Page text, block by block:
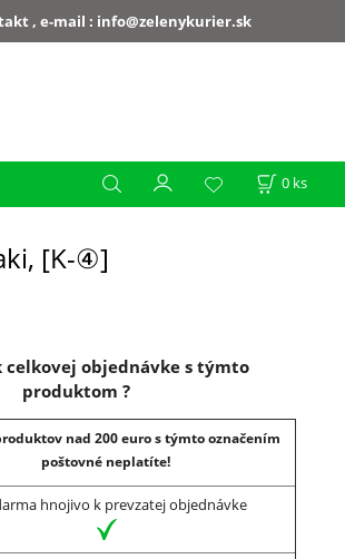
, e-mail : info@zelenykurier.sk
0 ks
[K-④]
celkovej objednávke s týmto
produktom ?
nad 200 euro s týmto označením
poštovné neplatíte!
hnojivo k prevzatej objednávke